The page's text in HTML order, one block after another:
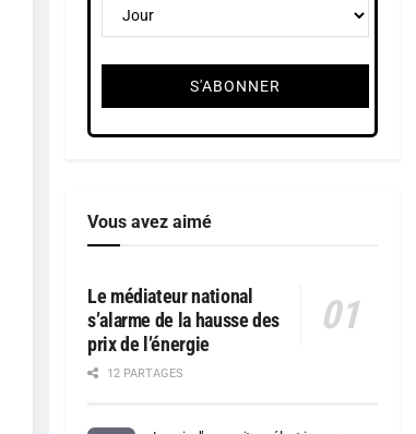
Vous avez aimé
Le médiateur national
s’alarme de la hausse des
prix de l’énergie
12 PARTAGES